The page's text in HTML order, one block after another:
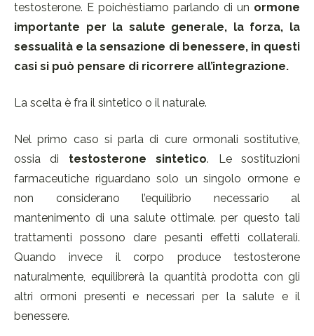
testosterone. E poichèstiamo parlando di un ormone
importante per la salute generale, la forza, la
sessualità e la sensazione di benessere, in questi
casi si può pensare di ricorrere all’integrazione.
La scelta è fra il sintetico o il naturale.
Nel primo caso si parla di cure ormonali sostitutive,
ossia di testosterone sintetico. Le sostituzioni
farmaceutiche riguardano solo un singolo ormone e
non considerano l’equilibrio necessario al
mantenimento di una salute ottimale. per questo tali
trattamenti possono dare pesanti effetti collaterali.
Quando invece il corpo produce testosterone
naturalmente, equilibrerà la quantità prodotta con gli
altri ormoni presenti e necessari per la salute e il
benessere.